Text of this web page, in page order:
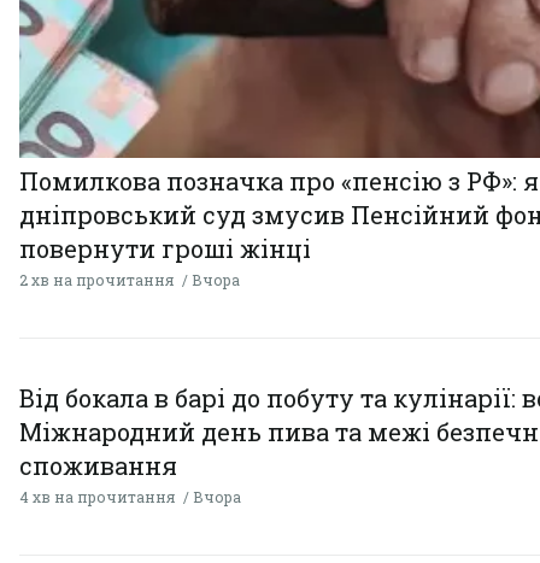
Помилкова позначка про «пенсію з РФ»:
дніпровський суд змусив Пенсійний
повернути гроші жінці
2 хв на прочитання Вчора
Від бокала в барі до побуту та кулінарії:
Міжнародний день пива та межі
споживання
4 хв на прочитання Вчора